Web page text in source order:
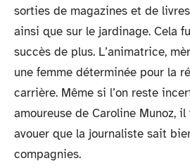
sorties de magazines et de
ainsi que sur le jardinage. Cela
succès de plus. L’animatrice,
une femme déterminée pour la
carrière. Même si l’on reste
amoureuse de Caroline Munoz,
avouer que la journaliste sait
compagnies.